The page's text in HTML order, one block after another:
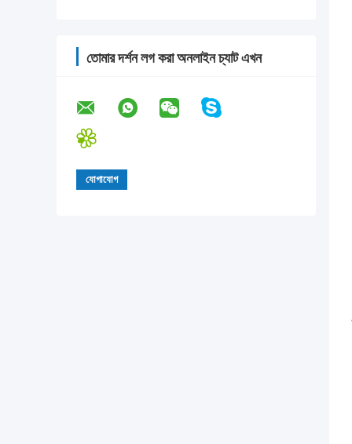
তোমার দর্শন লগ করা অনলাইন চ্যাট এখন